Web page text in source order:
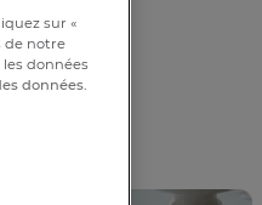
sur «
de notre
les données
données.